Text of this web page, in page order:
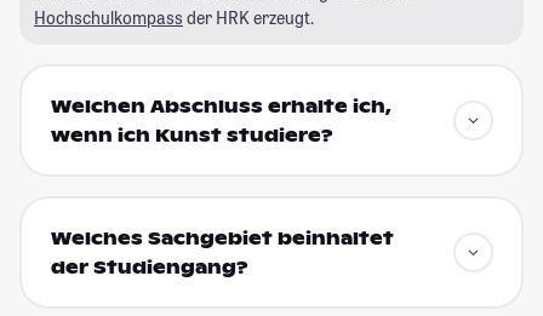
Hochschulkompass der HRK erzeugt.
Welchen Abschluss erhalte ich,
wenn ich Kunst studiere?
Welches Sachgebiet beinhaltet
der Studiengang?